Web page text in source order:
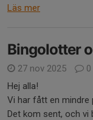
Läs mer
Bingolotter
27 nov 2025
Hej alla!
Vi har fått en mindre
Det kom sent, och